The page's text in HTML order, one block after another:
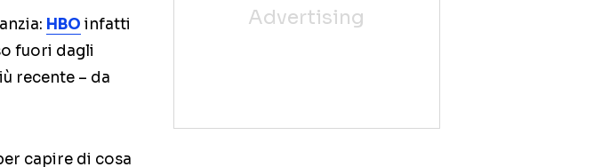
HBO infatti
fuori dagli
recente – da
capire di cosa